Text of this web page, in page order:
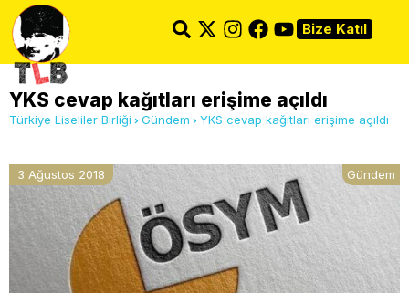
Bize Katıl
YKS cevap kağıtları erişime açıldı
Türkiye Liseliler Birliği Gündem YKS cevap kağıtları erişime açıldı
3 Ağustos 2018 Gündem